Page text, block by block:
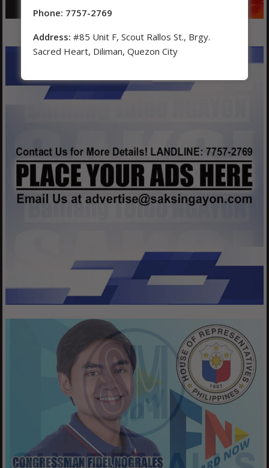
Phone: 7757-2769
Address: #85 Unit F, Scout Rallos St., Brgy.
Sacred Heart, Diliman, Quezon City